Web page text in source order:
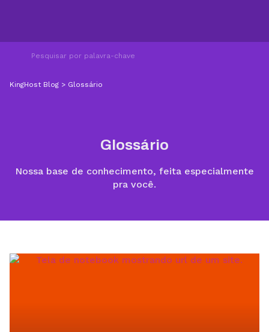
KingHost Blog > Glossário
Glossário
Nossa base de conhecimento, feita especialmente
pra você.